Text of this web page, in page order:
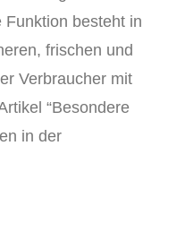
Funktion besteht in
frischen und
Verbraucher mit
“Besondere
in der